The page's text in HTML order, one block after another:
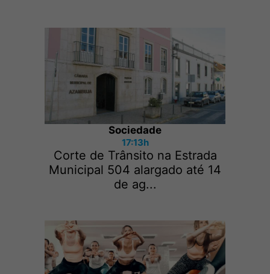
Sociedade
17:13h
Corte de Trânsito na Estrada
Municipal 504 alargado até 14
de ag...